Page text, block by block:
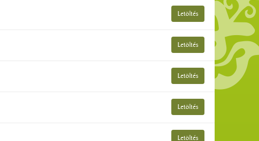
Letöltés
Letöltés
Letöltés
Letöltés
Letöltés